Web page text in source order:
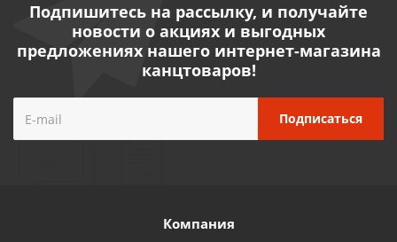
Подпишитесь на рассылку, и получайте
новости о акциях и выгодных
предложениях нашего интернет-магазина
канцтоваров!
Компания